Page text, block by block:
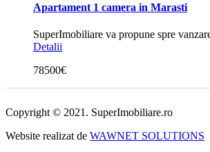
Apartament 1 camera in Marasti
SuperImobiliare va propune spre
Detalii
78500€
Copyright © 2021. SuperImobiliare.ro
Website realizat de WAWNET SOLUTIONS